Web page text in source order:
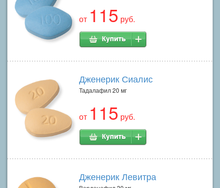
от 115 руб.
Дженерик Сиалис
Тадалафил 20 мг
от 115 руб.
Дженерик Левитра